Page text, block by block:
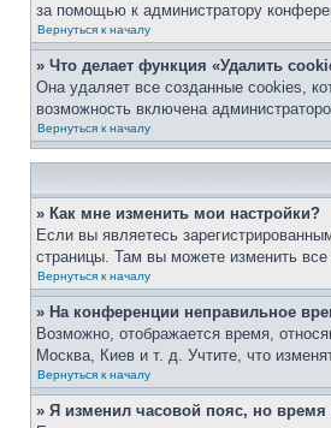
за помощью к администратору
Вернуться к началу
» Что делает функция «Удалить
Она удаляет все созданные cookies,
возможность включена
Вернуться к началу
» Как мне изменить мои настройки?
Если вы являетесь
страницы. Там вы можете изменить все
Вернуться к началу
» На конференции неправильное
Возможно, отображается время,
Москва, Киев и т. д. Учтите, что
Вернуться к началу
» Я изменил часовой пояс, но время